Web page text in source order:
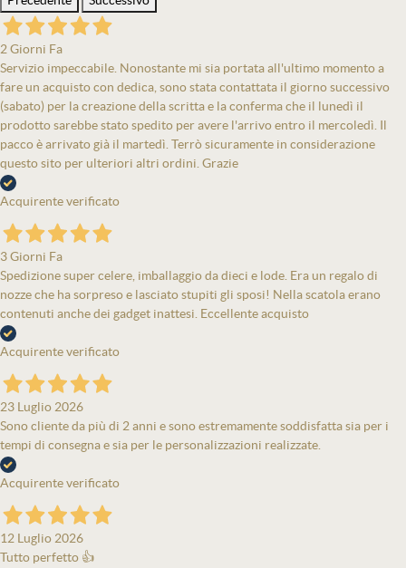
2 Giorni Fa
Servizio impeccabile. Nonostante mi sia portata all'ultimo momento a
fare un acquisto con dedica, sono stata contattata il giorno successivo
(sabato) per la creazione della scritta e la conferma che il lunedì il
prodotto sarebbe stato spedito per avere l'arrivo entro il mercoledì. Il
pacco è arrivato già il martedì. Terrò sicuramente in considerazione
questo sito per ulteriori altri ordini. Grazie
Acquirente verificato
3 Giorni Fa
Spedizione super celere, imballaggio da dieci e lode. Era un regalo di
nozze che ha sorpreso e lasciato stupiti gli sposi! Nella scatola erano
contenuti anche dei gadget inattesi. Eccellente acquisto
Acquirente verificato
23 Luglio 2026
Sono cliente da più di 2 anni e sono estremamente soddisfatta sia per i
tempi di consegna e sia per le personalizzazioni realizzate.
Acquirente verificato
12 Luglio 2026
Tutto perfetto 👍